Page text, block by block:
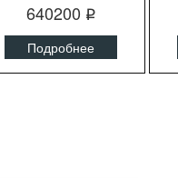
640200 q
Подробнее